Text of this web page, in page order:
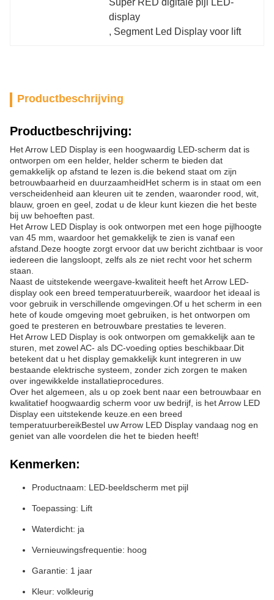
Super RED digitale pijl LED-
display
, Segment Led Display voor lift
Productbeschrijving
Productbeschrijving:
Het Arrow LED Display is een hoogwaardig LED-scherm dat is
ontworpen om een helder, helder scherm te bieden dat
gemakkelijk op afstand te lezen is.die bekend staat om zijn
betrouwbaarheid en duurzaamheidHet scherm is in staat om een
verscheidenheid aan kleuren uit te zenden, waaronder rood, wit,
blauw, groen en geel, zodat u de kleur kunt kiezen die het beste
bij uw behoeften past.
Het Arrow LED Display is ook ontworpen met een hoge pijlhoogte
van 45 mm, waardoor het gemakkelijk te zien is vanaf een
afstand.Deze hoogte zorgt ervoor dat uw bericht zichtbaar is voor
iedereen die langsloopt, zelfs als ze niet recht voor het scherm
staan.
Naast de uitstekende weergave-kwaliteit heeft het Arrow LED-
display ook een breed temperatuurbereik, waardoor het ideaal is
voor gebruik in verschillende omgevingen.Of u het scherm in een
hete of koude omgeving moet gebruiken, is het ontworpen om
goed te presteren en betrouwbare prestaties te leveren.
Het Arrow LED Display is ook ontworpen om gemakkelijk aan te
sturen, met zowel AC- als DC-voeding opties beschikbaar.Dit
betekent dat u het display gemakkelijk kunt integreren in uw
bestaande elektrische systeem, zonder zich zorgen te maken
over ingewikkelde installatieprocedures.
Over het algemeen, als u op zoek bent naar een betrouwbaar en
kwalitatief hoogwaardig scherm voor uw bedrijf, is het Arrow LED
Display een uitstekende keuze.en een breed
temperatuurbereikBestel uw Arrow LED Display vandaag nog en
geniet van alle voordelen die het te bieden heeft!
Kenmerken:
Productnaam: LED-beeldscherm met pijl
Toepassing: Lift
Waterdicht: ja
Vernieuwingsfrequentie: hoog
Garantie: 1 jaar
Kleur: volkleurig